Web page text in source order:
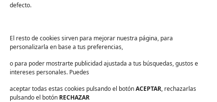
defecto.
El resto de cookies sirven para mejorar nuestra página, para
personalizarla en base a tus preferencias,
o para poder mostrarte publicidad ajustada a tus búsquedas, gustos e
intereses personales. Puedes
aceptar todas estas cookies pulsando el botónACEPTAR, rechazarlas
pulsando el botón RECHAZAR
¿Cuáles son las papeleras y contenedores para la
recogida de residuos que se adaptan mejor a cada
Una correcta gestión de los residuos permite
espacios.